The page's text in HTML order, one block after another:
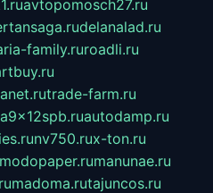
avtopomosch27.ru
delanalad.ru
family.ruroadli.ru
trade-farm.ru
autodamp.ru
nv750.rux-ton.ru
modopaper.rumanunae.ru
madoma.rutajuncos.ru